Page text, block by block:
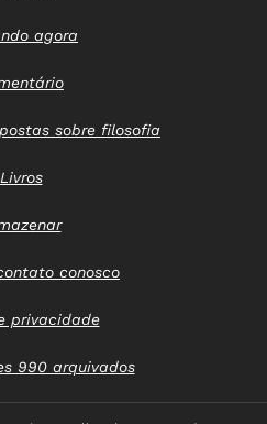
agora
sobre filosofia
Livros
conosco
privacidade
990 arquivados